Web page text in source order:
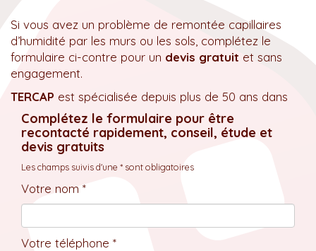
Si vous avez un problème de remontée capillaires
d’humidité par les murs ou les sols, complétez le
formulaire ci-contre pour un devis gratuit et sans
engagement.
TERCAP est spécialisée depuis plus de 50 ans dans
Complétez le formulaire pour être
recontacté rapidement, conseil, étude et
devis gratuits
Les champs suivis d'une * sont obligatoires
Votre nom *
Votre téléphone *